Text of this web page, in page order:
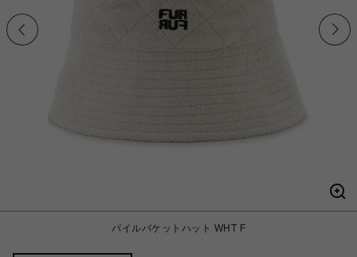
パイルバケットハット WHT F